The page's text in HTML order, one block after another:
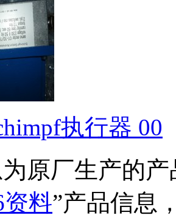
执行器 00
原厂生产的产
资料”产品信息